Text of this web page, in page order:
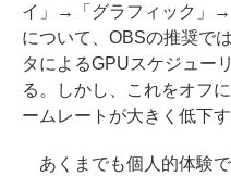
イ」→「グラフィック」→
について、OBSの推奨で
タによるGPUスケジュー
る。しかし、これをオフ
ームレートが大きく低下
あくまでも個人的体験